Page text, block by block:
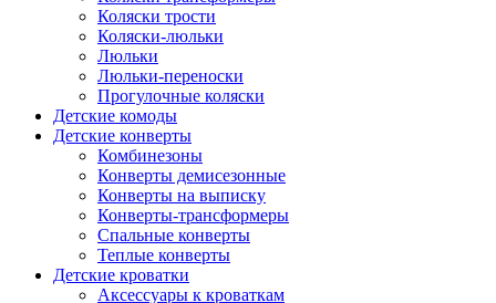
Коляски трости
Коляски-люльки
Люльки
Люльки-переноски
Прогулочные коляски
Детские комоды
Детские конверты
Комбинезоны
Конверты демисезонные
Конверты на выписку
Конверты-трансформеры
Спальные конверты
Теплые конверты
Детские кроватки
Аксессуары к кроваткам